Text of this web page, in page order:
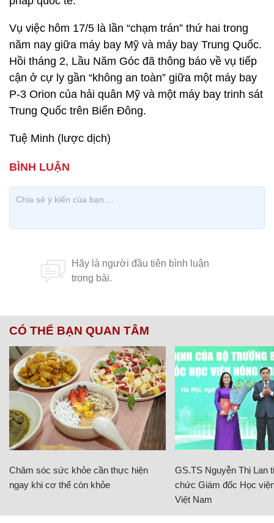
Vụ việc hôm 17/5 là lần “chạm trán” thứ hai trong
năm nay giữa máy bay Mỹ và máy bay Trung Quốc.
Hồi tháng 2, Lầu Năm Góc đã thông báo về vụ tiếp
cận ở cự ly gần “không an toàn” giữa một máy bay
P-3 Orion của hải quân Mỹ và một máy bay trinh sát
Trung Quốc trên Biển Đông.
Tuệ Minh (lược dịch)
CÓ THỂ BẠN QUAN TÂM
Chăm sóc sức khỏe cần thực hiện
ngay khi cơ thể còn khỏe
GS.TS Nguyễn Thị Lan
chức Giám đốc Học
Việt Nam